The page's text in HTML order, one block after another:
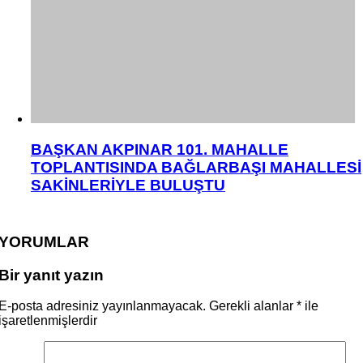
BAŞKAN AKPINAR 101. MAHALLE
TOPLANTISINDA BAĞLARBAŞI MAHALLESİ
SAKİNLERİYLE BULUŞTU
yanıt yazın
posta adresiniz yayınlanmayacak. Gerekli alanlar * ile